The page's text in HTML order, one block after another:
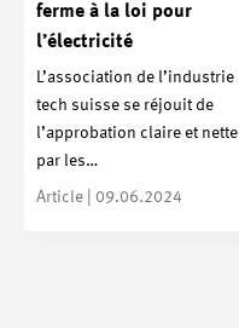
ferme à la loi pour
l’électricité
L’association de l’industrie
tech suisse se réjouit de
l’approbation claire et nette
par les…
Article | 09.06.2024